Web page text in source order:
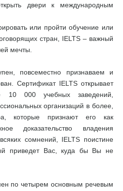
двери к международным
или пройти обучение или
стран, IELTS – важный
мечты.
повсеместно признаваем и
Сертификат IELTS открывает
000 учебных заведений,
организаций в более,
которые признают его как
доказательство владения
сомнений, IELTS поистине
приведет Вас, куда бы Вы не
по четырем основным речевым